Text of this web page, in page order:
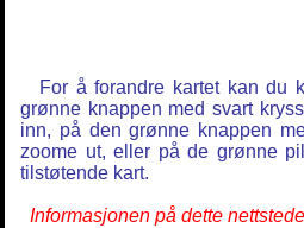
For å forandre kartet kan du
grønne knappen med svart
inn, på den grønne knappen
zoome ut, eller på de grønne
tilstøtende kart.
Informasjonen på dette